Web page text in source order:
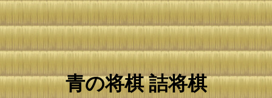
青の将棋 詰将棋